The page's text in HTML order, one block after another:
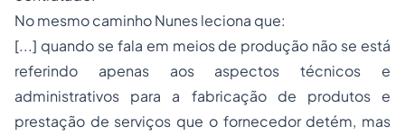
No mesmo caminho Nunes leciona que:
[...] quando se fala em meios de produção não se está
referindo apenas aos aspectos técnicos e
administrativos para a fabricação de produtos e
prestação de serviços que o fornecedor detém, mas